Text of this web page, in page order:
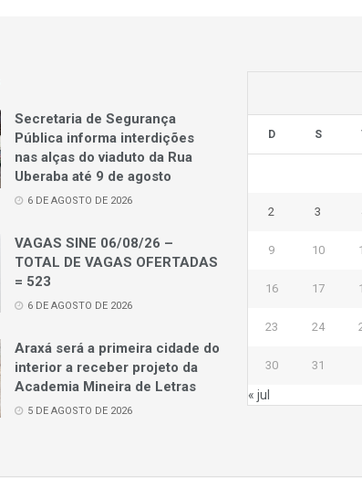
Secretaria de Segurança
Pública informa interdições
nas alças do viaduto da Rua
Uberaba até 9 de agosto
6 DE AGOSTO DE 2026
VAGAS SINE 06/08/26 –
TOTAL DE VAGAS OFERTADAS
= 523
6 DE AGOSTO DE 2026
Araxá será a primeira cidade do
interior a receber projeto da
Academia Mineira de Letras
5 DE AGOSTO DE 2026
D S
2 3
9 10
16 17
23 24
30 31
« jul